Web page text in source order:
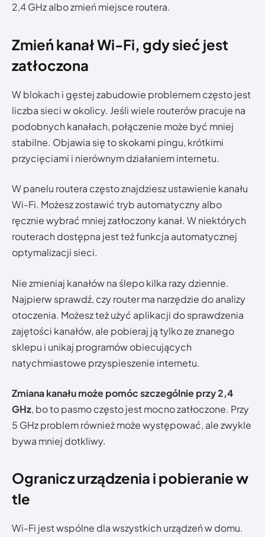
2,4 GHz albo zmień miejsce routera.
Zmień kanał Wi-Fi, gdy sieć jest
zatłoczona
W blokach i gęstej zabudowie problemem często jest
liczba sieci w okolicy. Jeśli wiele routerów pracuje na
podobnych kanałach, połączenie może być mniej
stabilne. Objawia się to skokami pingu, krótkimi
przycięciami i nierównym działaniem internetu.
W panelu routera często znajdziesz ustawienie kanału
Wi-Fi. Możesz zostawić tryb automatyczny albo
ręcznie wybrać mniej zatłoczony kanał. W niektórych
routerach dostępna jest też funkcja automatycznej
optymalizacji sieci.
Nie zmieniaj kanałów na ślepo kilka razy dziennie.
Najpierw sprawdź, czy router ma narzędzie do analizy
otoczenia. Możesz też użyć aplikacji do sprawdzenia
zajętości kanałów, ale pobieraj ją tylko ze znanego
sklepu i unikaj programów obiecujących
natychmiastowe przyspieszenie internetu.
Zmiana kanału może pomóc szczególnie przy 2,4
GHz, bo to pasmo często jest mocno zatłoczone. Przy
5 GHz problem również może występować, ale zwykle
bywa mniej dotkliwy.
Ogranicz urządzenia i pobieranie w
tle
Wi-Fi jest wspólne dla wszystkich urządzeń w domu.